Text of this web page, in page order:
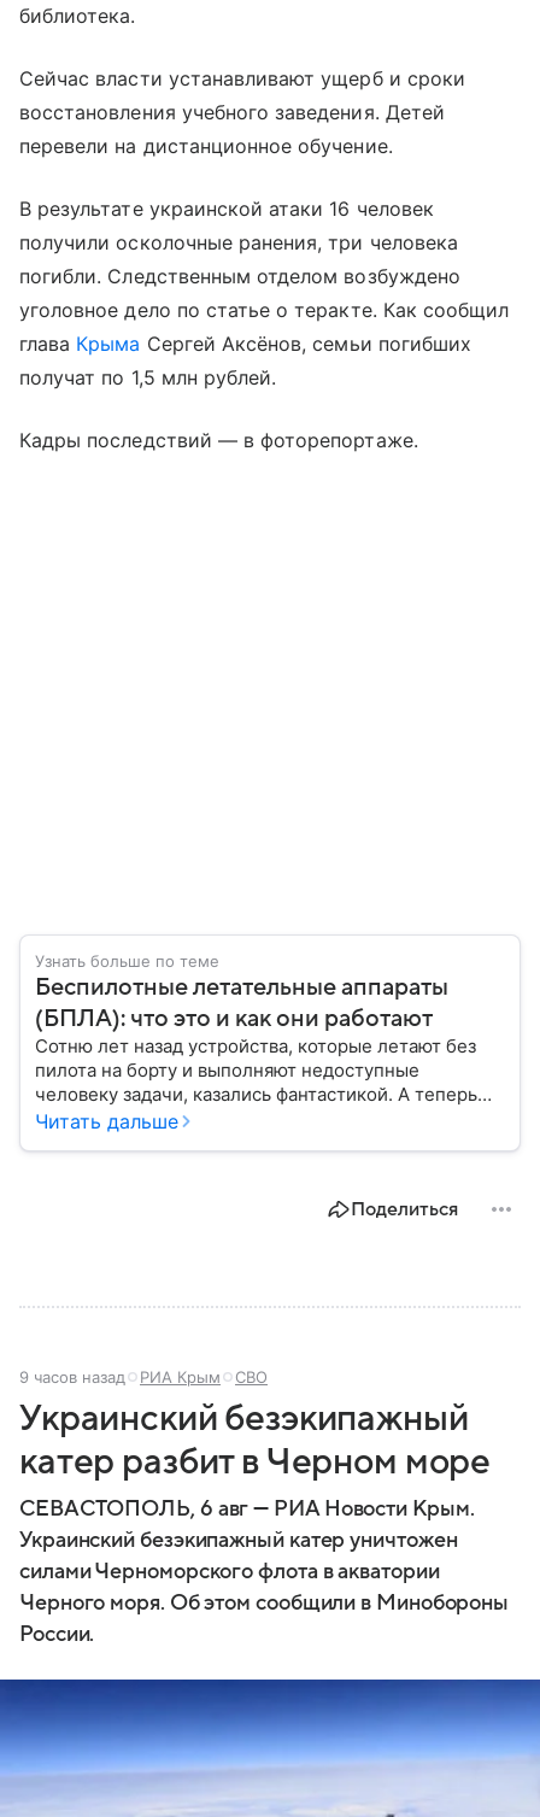
библиотека.
Сейчас власти устанавливают ущерб и сроки
восстановления учебного заведения. Детей
перевели на дистанционное обучение.
В результате украинской атаки 16 человек
получили осколочные ранения, три человека
погибли. Следственным отделом возбуждено
уголовное дело по статье о теракте. Как сообщил
глава Крыма Сергей Аксёнов, семьи погибших
получат по 1,5 млн рублей.
Кадры последствий — в фоторепортаже.
Узнать больше по теме
Беспилотные летательные аппараты
(БПЛА): что это и как они работают
Сотню лет назад устройства, которые летают без
пилота на борту и выполняют недоступные
человеку задачи, казались фантастикой. А теперь
они стали реальностью: собрали главное о
Читать дальше
Поделиться
9 часов назад РИА Крым СВО
Украинский безэкипажный
катер разбит в Черном море
СЕВАСТОПОЛЬ, 6 авг — РИА Новости Крым.
Украинский безэкипажный катер уничтожен
силами Черноморского флота в акватории
Черного моря. Об этом сообщили в Минобороны
России.